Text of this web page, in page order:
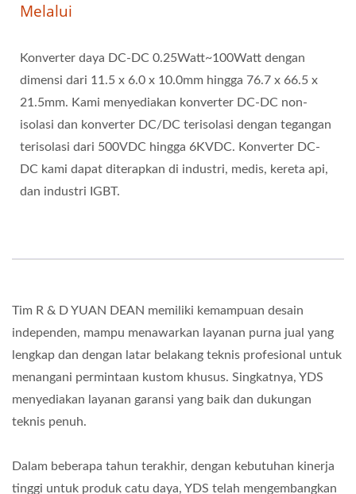
Melalui
Konverter daya DC-DC 0.25Watt~100Watt dengan
dimensi dari 11.5 x 6.0 x 10.0mm hingga 76.7 x 66.5 x
21.5mm. Kami menyediakan konverter DC-DC non-
isolasi dan konverter DC/DC terisolasi dengan tegangan
terisolasi dari 500VDC hingga 6KVDC. Konverter DC-
DC kami dapat diterapkan di industri, medis, kereta api,
dan industri IGBT.
Tim R & D YUAN DEAN memiliki kemampuan desain
independen, mampu menawarkan layanan purna jual yang
lengkap dan dengan latar belakang teknis profesional untuk
menangani permintaan kustom khusus. Singkatnya, YDS
menyediakan layanan garansi yang baik dan dukungan
teknis penuh.
Dalam beberapa tahun terakhir, dengan kebutuhan kinerja
tinggi untuk produk catu daya, YDS telah mengembangkan